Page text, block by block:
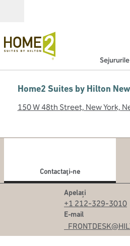
Home2 Suites by Hilton
150 W 48th Street, New York,
Contactaţi-ne
Apelați
Apel
+1 212-329-3010
E-mail
E-mailNYCSE
_FRONTDESK